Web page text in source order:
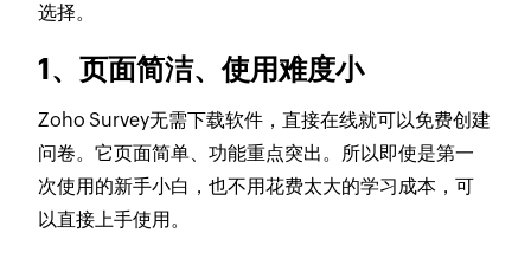
选择。
1、页面简洁、使用难度小
Zoho Survey无需下载软件，直接在线就可以免费创建
问卷。它页面简单、功能重点突出。所以即使是第一
次使用的新手小白，也不用花费太大的学习成本，可
以直接上手使用。